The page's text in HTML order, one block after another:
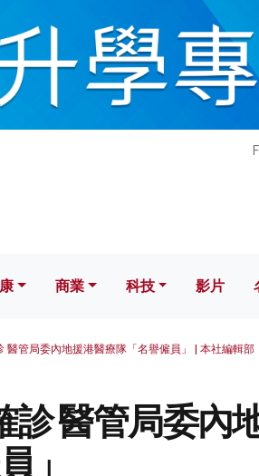
科技 影片
商業 科技 影片
醫管局委內地援港醫療隊「名譽僱員」 | 本社編輯部
診 醫管局委內
」